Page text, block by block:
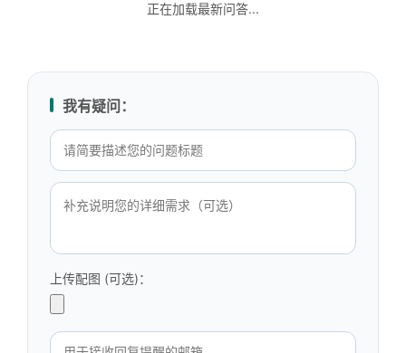
正在加载最新问答...
我有疑问：
上传配图 (可选)：